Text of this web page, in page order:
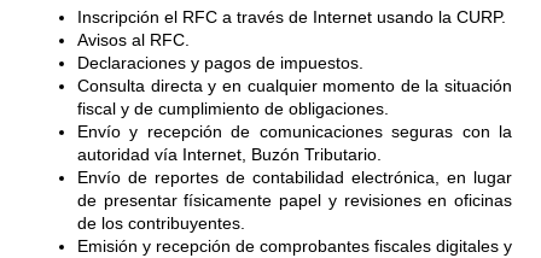
Inscripción el RFC a través de Internet usando la CURP.
Avisos al RFC.
Declaraciones y pagos de impuestos.
Consulta directa y en cualquier momento de la situación
fiscal y de cumplimiento de obligaciones.
Envío y recepción de comunicaciones seguras con la
autoridad vía Internet, Buzón Tributario.
Envío de reportes de contabilidad electrónica, en lugar
de presentar físicamente papel y revisiones en oficinas
de los contribuyentes.
Emisión y recepción de comprobantes fiscales digitales y